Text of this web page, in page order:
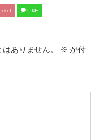
LINE
ありません。 ※ が付